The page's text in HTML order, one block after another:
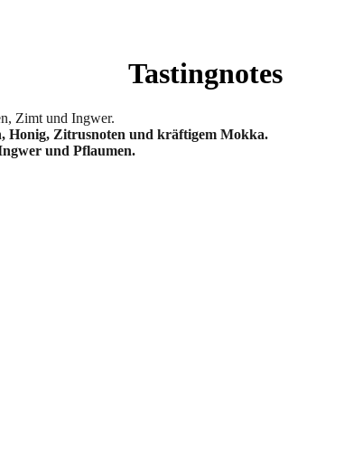
Tastingnotes
Zimt und Ingwer.
Honig, Zitrusnoten und kräftigem Mokka.
und Pflaumen.